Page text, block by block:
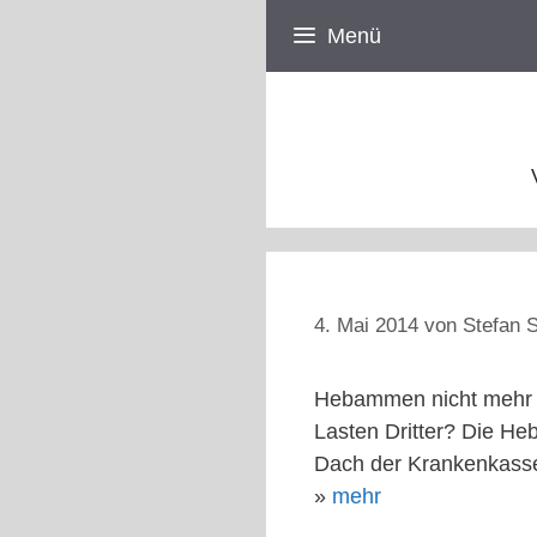
Menü
4. Mai 2014 von Stefan
Hebammen nicht
Lasten Dritter? Die
Dach der
» mehr